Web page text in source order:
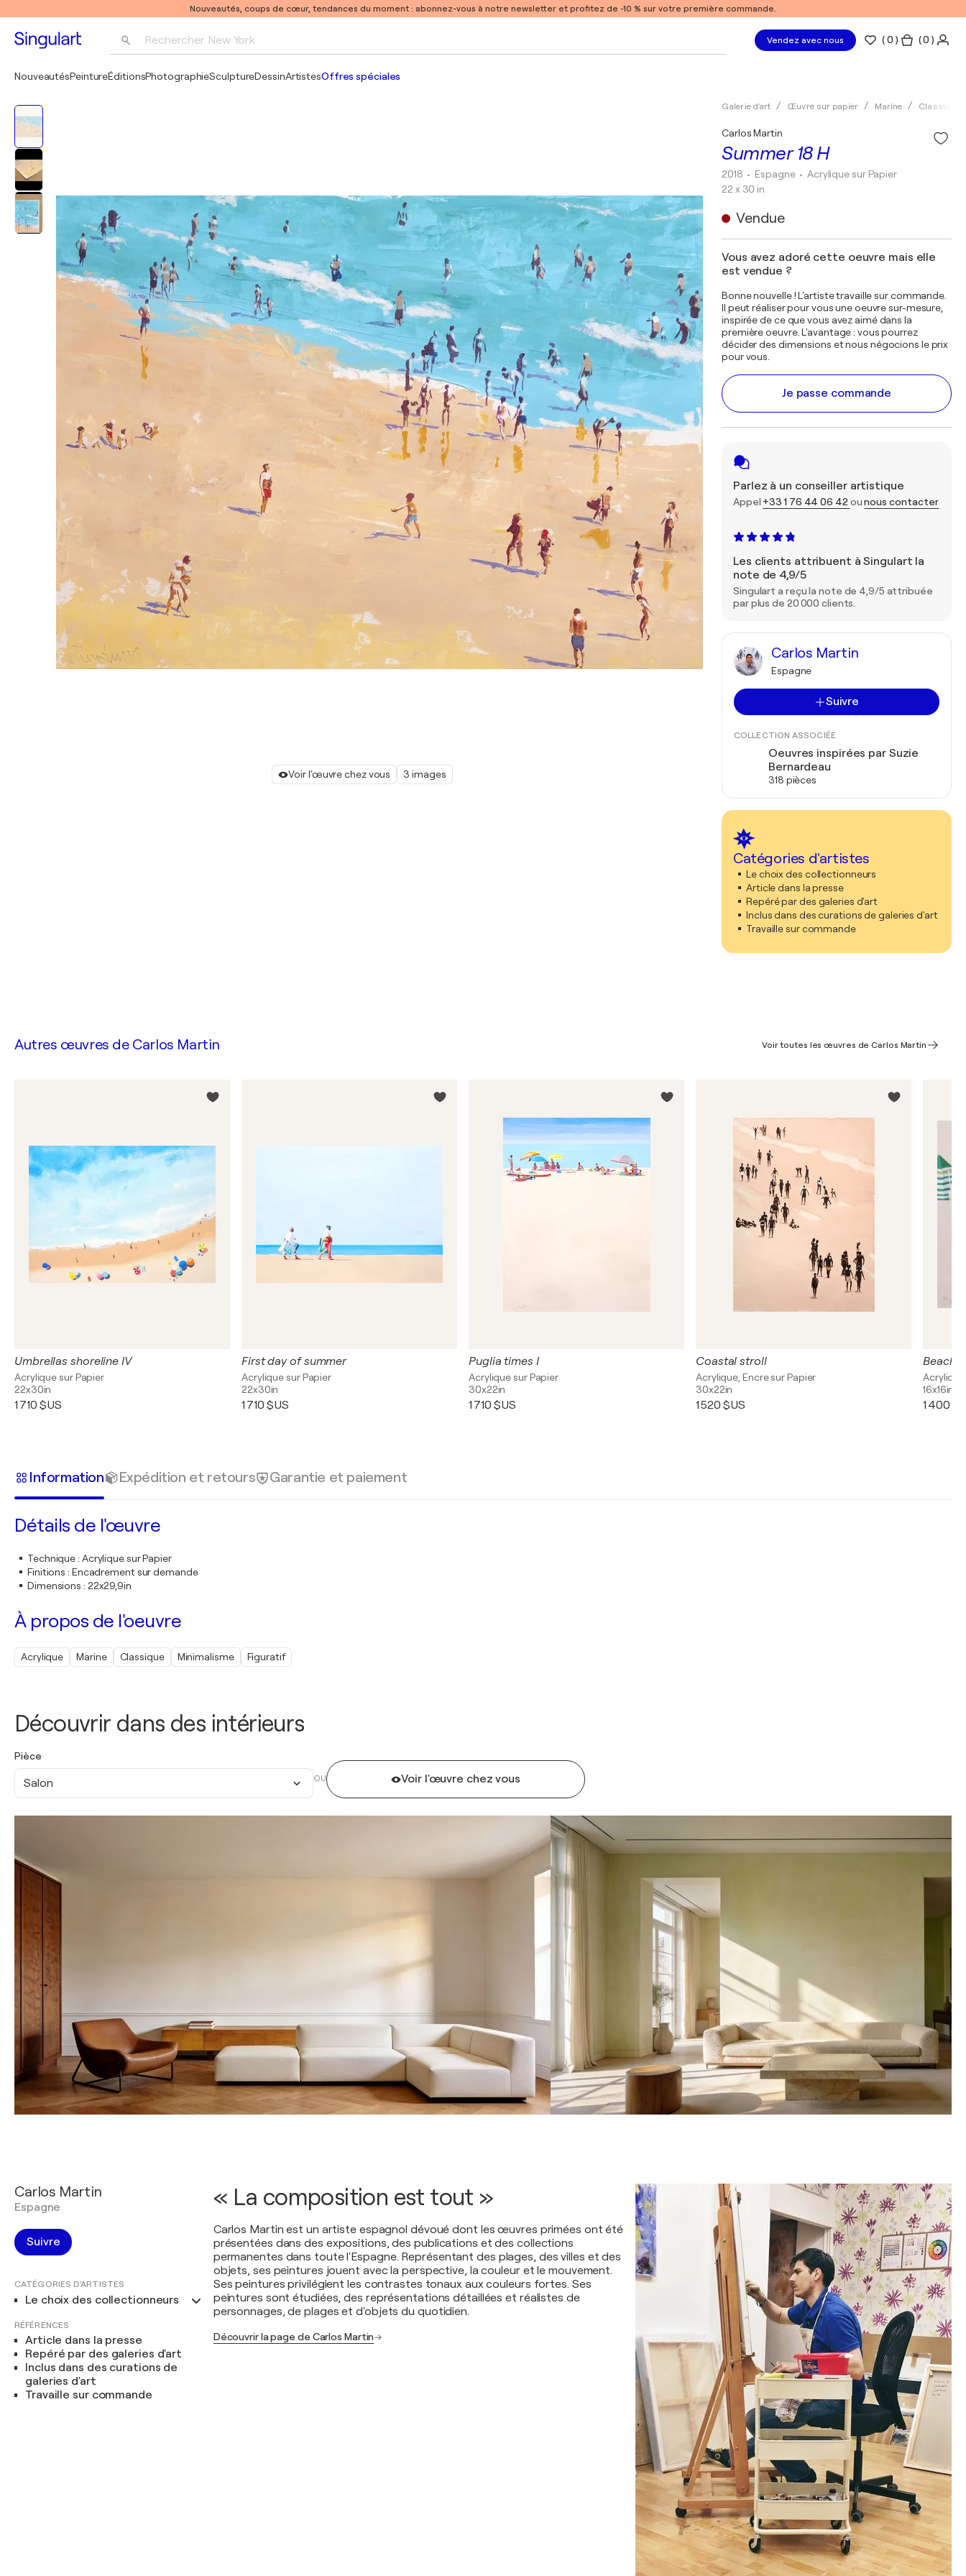
Nouveautés, coups de cœur, tendances du moment : abonnez-vous à notre newsletter et profitez de -10 % sur votre première commande.
Rechercher New York Vendez avec nous (0 ) ( 0 )
NouveautésPeintureÉditionsPhotographieSculptureDessinArtistesOffres spéciales
Voir l'œuvre chez vous 3 images
Galerie d'art Œuvre sur papier Marine Classique
Summer 18 H
Carlos Martin
2018 • Espagne • Acrylique sur Papier
22 x 30 in
Vendue
Vous avez adoré cette oeuvre mais elle
est vendue ?
Bonne nouvelle ! L'artiste travaille sur commande.
Il peut réaliser pour vous une oeuvre sur-mesure,
inspirée de ce que vous avez aimé dans la
première oeuvre. L'avantage : vous pourrez
décider des dimensions et nous négocions le prix
pour vous.
Je passe commande
Parlez à un conseiller artistique
Appel +33 1 76 44 06 42 ounous contacter
Les clients attribuent à Singulart la
note de 4,9/5
Singulart a reçu la note de 4,9/5 attribuée
par plus de 20 000 clients.
Carlos Martin
Espagne
Suivre
COLLECTION ASSOCIÉE
Oeuvres inspirées par Suzie
Bernardeau
318 pièces
Catégories d'artistes
Le choix des collectionneurs
Article dans la presse
Repéré par des galeries d'art
Inclus dans des curations de galeries d'art
Travaille sur commande
Découvrir dans des intérieurs
Pièce
Salon OU Voir l'œuvre chez vous
Autres œuvres de Carlos Martin Voir toutes les œuvres de Carlos Martin
Umbrellas shoreline IV
Acrylique sur Papier
22x30in
1 710 $US
First day of summer
Acrylique sur Papier
22x30in
1 710 $US
Puglia times I
Acrylique sur Papier
30x22in
1 710 $US
Coastal stroll
Acrylique, Encre sur Papier
30x22in
1 520 $US
Beach
16x16in
1 400
Information Expédition et retours Garantie et paiement
Détails de l'œuvre
Technique: Acrylique sur Papier
Finitions : Encadrement sur demande
Dimensions : 22x29,9in
À propos de l'oeuvre
Acrylique Marine Classique Minimalisme Figuratif
Carlos Martin
Espagne
Suivre
CATÉGORIES D'ARTISTES
Le choix des collectionneurs
RÉFÉRENCES
Article dans la presse
Repéré par des galeries d'art
Inclus dans des curations de
galeries d'art
Travaille sur commande
« La composition est tout »
Carlos Martin est un artiste espagnol dévoué dont les œuvres primées ont été
présentées dans des expositions, des publications et des collections
permanentes dans toute l'Espagne. Représentant des plages, des villes et des
objets, ses peintures jouent avec la perspective, la couleur et le mouvement.
Ses peintures privilégient les contrastes tonaux aux couleurs fortes. Ses
peintures sont étudiées, des représentations détaillées et réalistes de
personnages, de plages et d'objets du quotidien.
Découvrir la page de Carlos Martin